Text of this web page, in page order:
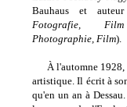
Bauhaus et
Fotografie,
Photographie, Film).
À l'automne 1928,
artistique. Il écrit à
qu'en un an à